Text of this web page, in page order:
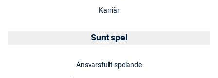
Karriär
Sunt spel
Ansvarsfullt spelande